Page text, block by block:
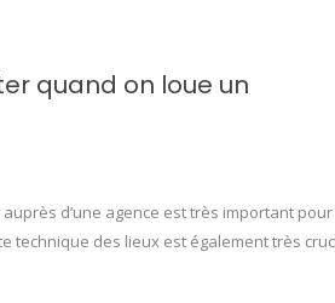
quand on loue un
d’une agence est très important pour
technique des lieux est également très